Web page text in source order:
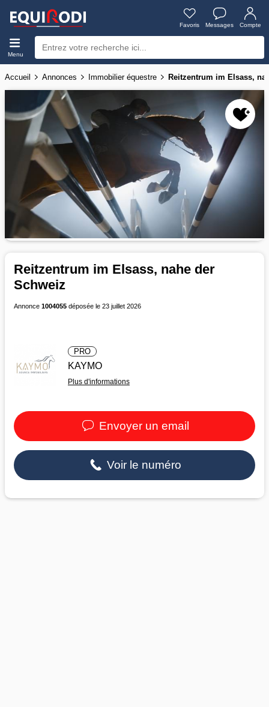
Favoris Messages Compte
Menu
Accueil Annonces Immobilier équestre Reitzentrum im Elsass,
Reitzentrum im Elsass, nahe der
Schweiz
Annonce 1004055 déposée le 23 juillet 2026
PRO
KAYMO
Plus d'informations
Envoyer un email
Voir le numéro